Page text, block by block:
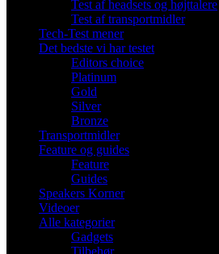
Test af headsets og højttalere
Test af transportmidler
Tech-Test mener
Det bedste vi har testet
Editors choice
Platinum
Gold
Silver
Bronze
Transportmidler
Feature og guides
Feature
Guides
Speakers Korner
Videoer
Alle kategorier
Gadgets
Tilbehør